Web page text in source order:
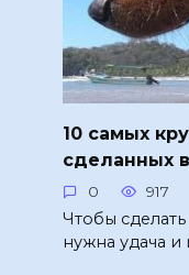
10 самых
сделанных
0 917
Чтобы
нужна удача